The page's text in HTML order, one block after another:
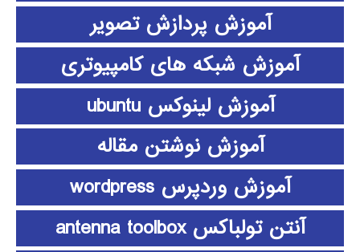
آموزش پردازش تصویر
آموزش شبکه های کامپیوتری
آموزش لینوکس ubuntu
آموزش نوشتن مقاله
آموزش وردپرس wordpress
آنتن تولباکس antenna toolbox